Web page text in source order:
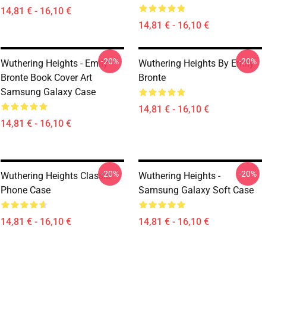
14,81 € - 16,10 €
14,81 € - 16,10 €
Wuthering Heights - Emily
Bronte Book Cover Art
Samsung Galaxy Case
14,81 € - 16,10 €
-20%
Wuthering Heights By Emily
Bronte
14,81 € - 16,10 €
-20%
Wuthering Heights Classic
Phone Case
14,81 € - 16,10 €
-20%
Wuthering Heights -
Samsung Galaxy Soft Case
14,81 € - 16,10 €
-20%